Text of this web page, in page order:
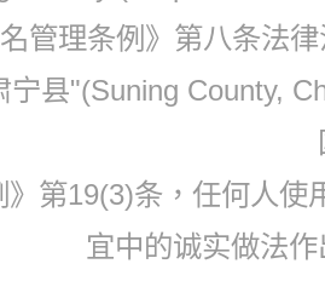
管理条例》第八条法
宁县"(Suning County,
第19(3)条，任何人
宜中的诚实做法